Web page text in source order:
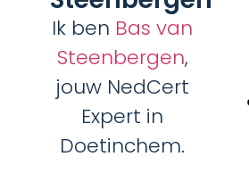
Ik ben Bas van
Steenbergen,
jouw NedCert
Expert in
Doetinchem.